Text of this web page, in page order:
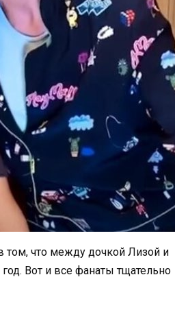
том, что между дочкой Лизой и
Вот и все фанаты тщательно